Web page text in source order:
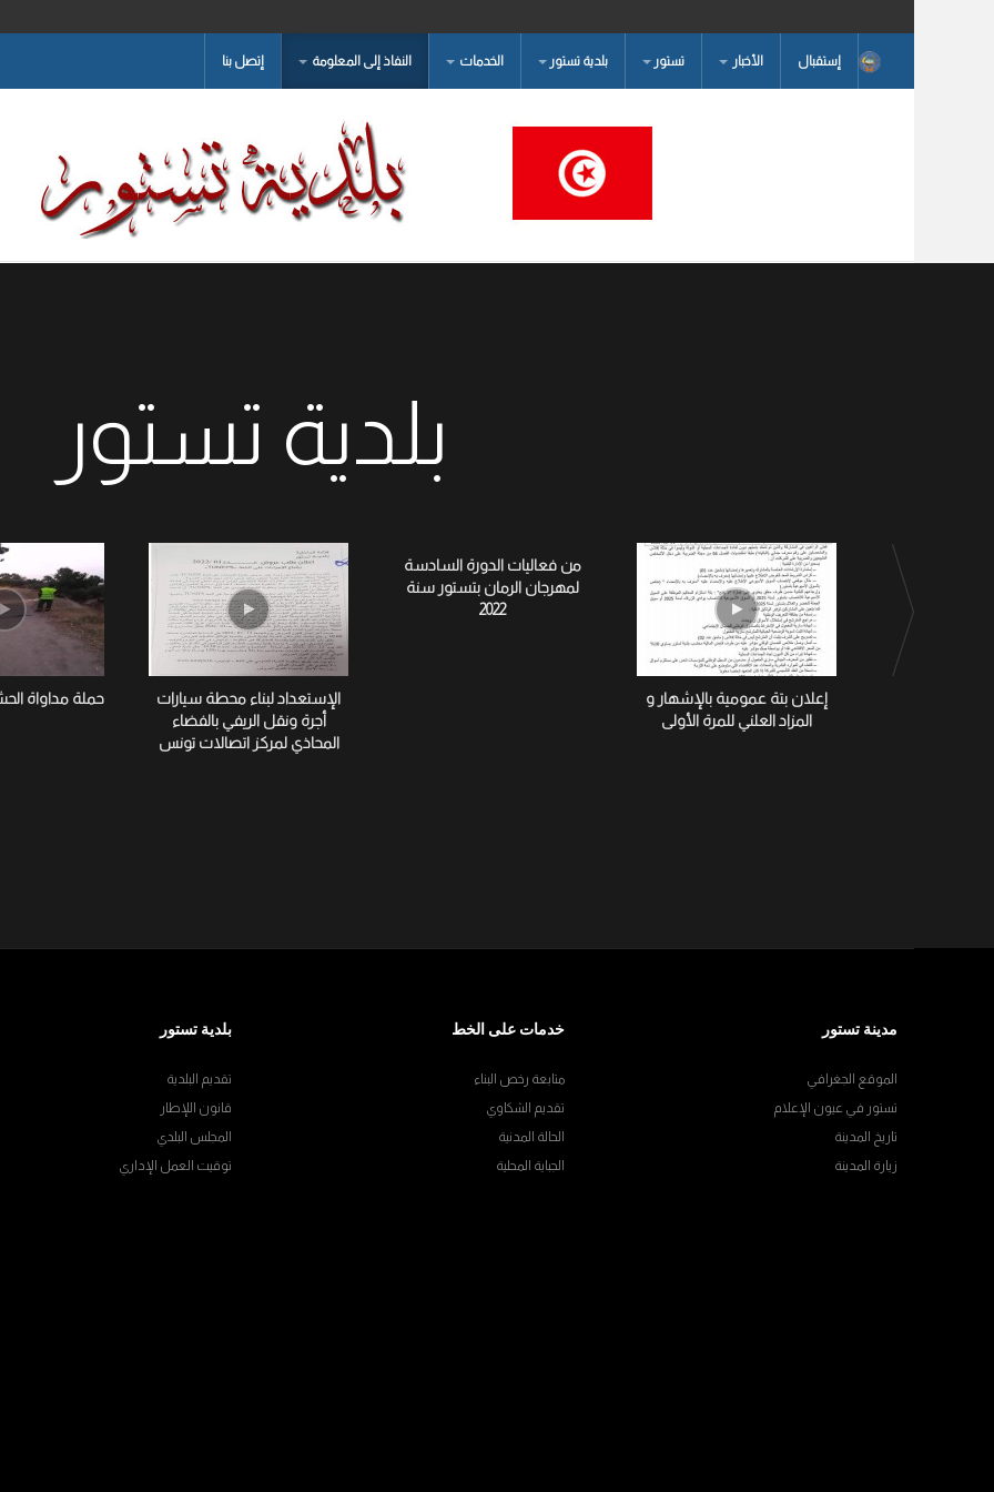
إستقبال الأخبار تستور بلدية تستور الخدمات النفاذ إلى المعلومة إتصل بنا
بلدية تستور
إعلان بتة عمومية بالإشهار و
المزاد العلني للمرة الأولى
من فعاليات الدورة السادسة
لمهرجان الرمان بتستور سنة
2022
الإستعداد لبناء محطة سيارات
أجرة ونقل الريفي بالفضاء
المحاذي لمركز اتصالات تونس
حملة مداواة
مدينة تستور
الموقع الجغرافي
تستور في عيون الإعلام
تاريخ المدينة
زيارة المدينة
خدمات على الخط
متابعة رخص البناء
تقديم الشكاوي
الحالة المدنية
الجباية المحلية
بلدية تستور
تقديم البلدية
قانون اللإطار
المجلس البلدي
توقيت العمل الإداري